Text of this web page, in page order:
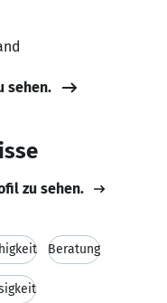
sehen.
zu sehen.
Beratung